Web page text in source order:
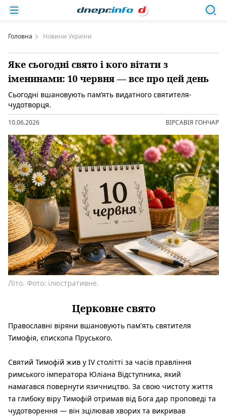
Головна Новини України
Яке сьогодні свято і кого вітати з
іменинами: 10 червня — все про цей день
Сьогодні вшановують памʼять видатного святителя-
чудотворця.
10.06.2026 ВІРСАВІЯ ГОНЧАР
Літо. Фото: ілюстративне.
Церковне свято
Православні віряни вшановують пам'ять святителя
Тимофія, єпископа Пруського.
Святий Тимофій жив у IV столітті за часів правління
римського імператора Юліана Відступника, який
намагався повернути язичництво. За свою чистоту життя
та глибоку віру Тимофій отримав від Бога дар проповеді та
чудотворення — він зцілював хворих та викривав